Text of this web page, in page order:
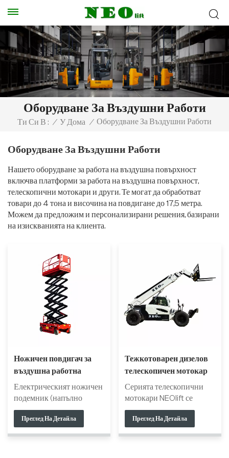
Оборудване За Въздушни Работи
Ти Си В : / У Дома / Оборудване За Въздушни Работи
Оборудване За Въздушни Работи
Нашето оборудване за работа на въздушна повърхност
включва платформи за работа на въздушна повърхност,
телескопични мотокари и други. Те могат да обработват
товари до 4 тона и височина на повдигане до 17,5 метра.
Можем да предложим и персонализирани решения, базирани
на изискванията на клиента.
Ножичен повдигач за
въздушна работна
платформа
Електрическият ножичен
подемник (напълно
самоходна повдигаща се
платформа) се отличава с
автоматично движение,
Преглед На Детайла
Тежкотоварен дизелов
телескопичен мотокар
Серията телескопични
мотокари NEOlift се
отличава с изключителен
обхват и гъвкавост.
Проектирани да
Преглед На Детайла